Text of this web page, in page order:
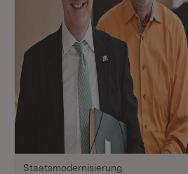
Staatsmodernisierung